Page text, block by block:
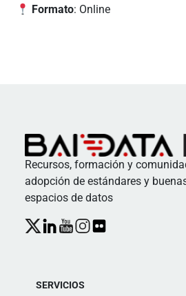
Formato: Online
Recursos, formación y
adopción de estándares y
espacios de datos
SERVICIOS